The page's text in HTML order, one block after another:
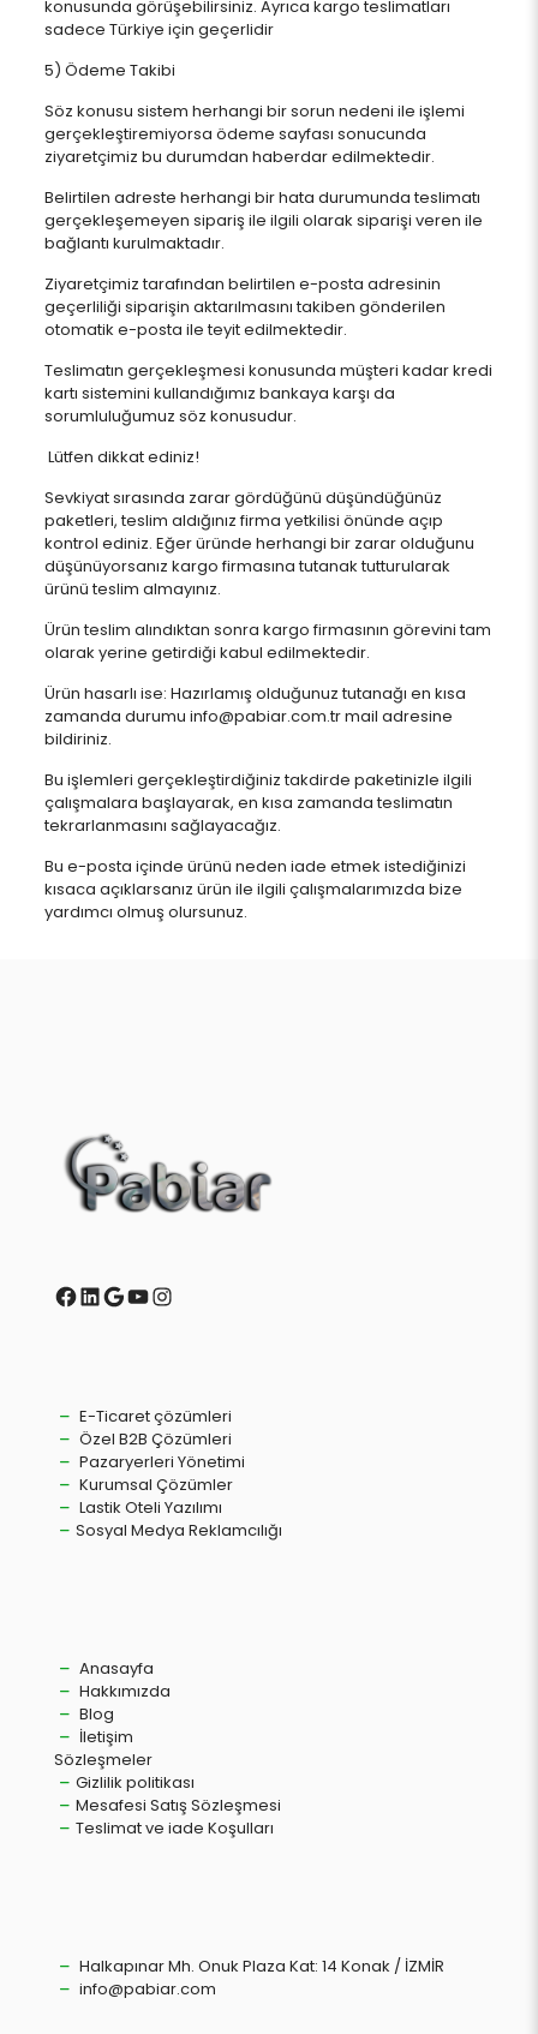
konusunda görüşebilirsiniz. Ayrıca kargo teslimatları
sadece Türkiye için geçerlidir
5) Ödeme Takibi
Söz konusu sistem herhangi bir sorun nedeni ile işlemi
gerçekleştiremiyorsa ödeme sayfası sonucunda
ziyaretçimiz bu durumdan haberdar edilmektedir.
Belirtilen adreste herhangi bir hata durumunda teslimatı
gerçekleşemeyen sipariş ile ilgili olarak siparişi veren ile
bağlantı kurulmaktadır.
Ziyaretçimiz tarafından belirtilen e-posta adresinin
geçerliliği siparişin aktarılmasını takiben gönderilen
otomatik e-posta ile teyit edilmektedir.
Teslimatın gerçekleşmesi konusunda müşteri kadar kredi
kartı sistemini kullandığımız bankaya karşı da
sorumluluğumuz söz konusudur.
Lütfen dikkat ediniz!
Sevkiyat sırasında zarar gördüğünü düşündüğünüz
paketleri, teslim aldığınız firma yetkilisi önünde açıp
kontrol ediniz. Eğer üründe herhangi bir zarar olduğunu
düşünüyorsanız kargo firmasına tutanak tutturularak
ürünü teslim almayınız.
Ürün teslim alındıktan sonra kargo firmasının görevini tam
olarak yerine getirdiği kabul edilmektedir.
Ürün hasarlı ise: Hazırlamış olduğunuz tutanağı en kısa
zamanda durumu info@pabiar.com.tr mail adresine
bildiriniz.
Bu işlemleri gerçekleştirdiğiniz takdirde paketinizle ilgili
çalışmalara başlayarak, en kısa zamanda teslimatın
tekrarlanmasını sağlayacağız.
Bu e-posta içinde ürünü neden iade etmek istediğinizi
kısaca açıklarsanız ürün ile ilgili çalışmalarımızda bize
yardımcı olmuş olursunuz.
Facebook
LinkedIn
Google
YouTube
Instagram
E-Ticaret çözümleri
Özel B2B Çözümleri
Pazaryerleri Yönetimi
Kurumsal Çözümler
Lastik Oteli Yazılımı
Sosyal Medya Reklamcılığı
Anasayfa
Hakkımızda
Blog
İletişim
Sözleşmeler
Gizlilik politikası
Mesafesi Satış Sözleşmesi
Teslimat ve iade Koşulları
Halkapınar Mh. Onuk Plaza Kat: 14 Konak / İZMİR
info@pabiar.com